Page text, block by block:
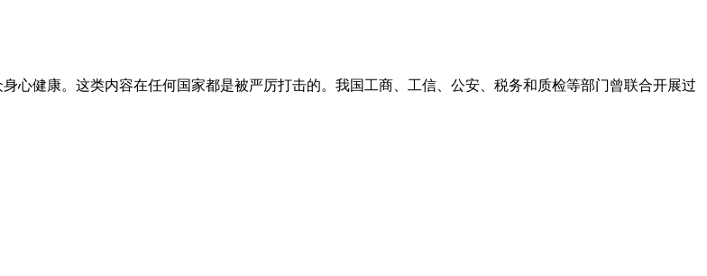
心健康。这类内容在任何国家都是被严厉打击的。我国工商、工信、公安、税务和质检等部门曾联合开展过